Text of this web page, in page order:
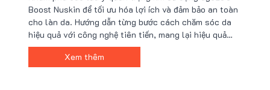
Boost Nuskin để tối ưu hóa lợi ích và đảm bảo an toàn
cho làn da. Hướng dẫn từng bước cách chăm sóc da
hiệu quả với công nghệ tiên tiến, mang lại hiệu quả
chuyên nghiệp ngay tại nhà. AgeLOC Boost Nuskin -
bước đột phá trong quy trình skincare hàng ngày của
Xem thêm